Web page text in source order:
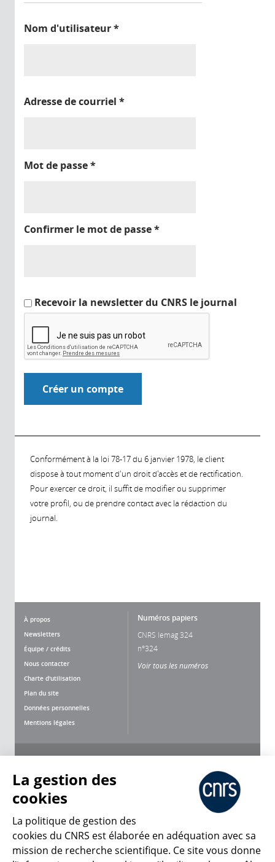
Nom d'utilisateur*
Adresse de courriel *
Mot de passe*
Confirmer le mot de passe*
Recevoir la newsletter du CNRS le journal
Conformément à la loi 78-17 du 6 janvier 1978, le client
dispose à tout moment d'un droit d'accès et de rectification.
Pour exercer ce droit, il suffit de modifier ou supprimer
votre profil, ou de prendre contact avec la rédaction du
journal.
À propos
Newsletters
Équipe / crédits
Nous contacter
Charte d'utilisation
Plan du site
Données personnelles
Mentions légales
Numéros papiers
CNRS lemag 324
n°324
Voir tous les numéros
CNRS Le Mag
La gestion des
cookies
La politique de gestion des
cookies du CNRS est élaborée en adéquation avec sa
mission de recherche scientifique. Ce site vous donne